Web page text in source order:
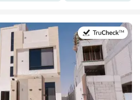
في:28 يوليو 2026